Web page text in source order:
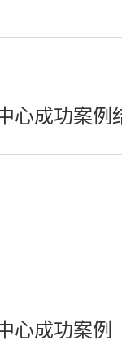
心成功案例
心成功案例